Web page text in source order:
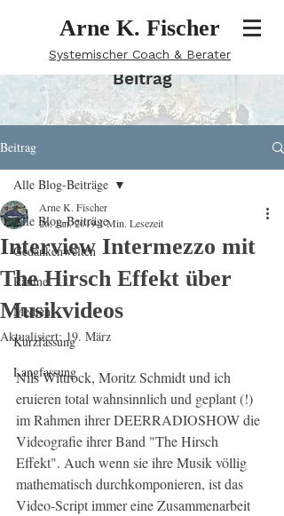
Arne K. Fischer
Systemischer Coach & Berater
Beitrag
Beitrag
Alle Blog-Beiträge
Gedankenwelten
Räume
Medien
Kurzfassung
Langfassung
Alle Blog-Beiträge
Interview Intermezzo mit
The Hirsch Effekt über
Musikvideos
Arne K. Fischer
26. Jan. 20191 Min. Lesezeit
Aktualisiert:19. März
Nils Wittrock, Moritz Schmidt und ich
eruieren total wahnsinnlich und geplant (!)
im Rahmen ihrer DEERRADIOSHOW die
Videografie ihrer Band "The Hirsch
Effekt". Auch wenn sie ihre Musik völlig
mathematisch durchkomponieren, ist das
Video-Script immer eine Zusammenarbeit